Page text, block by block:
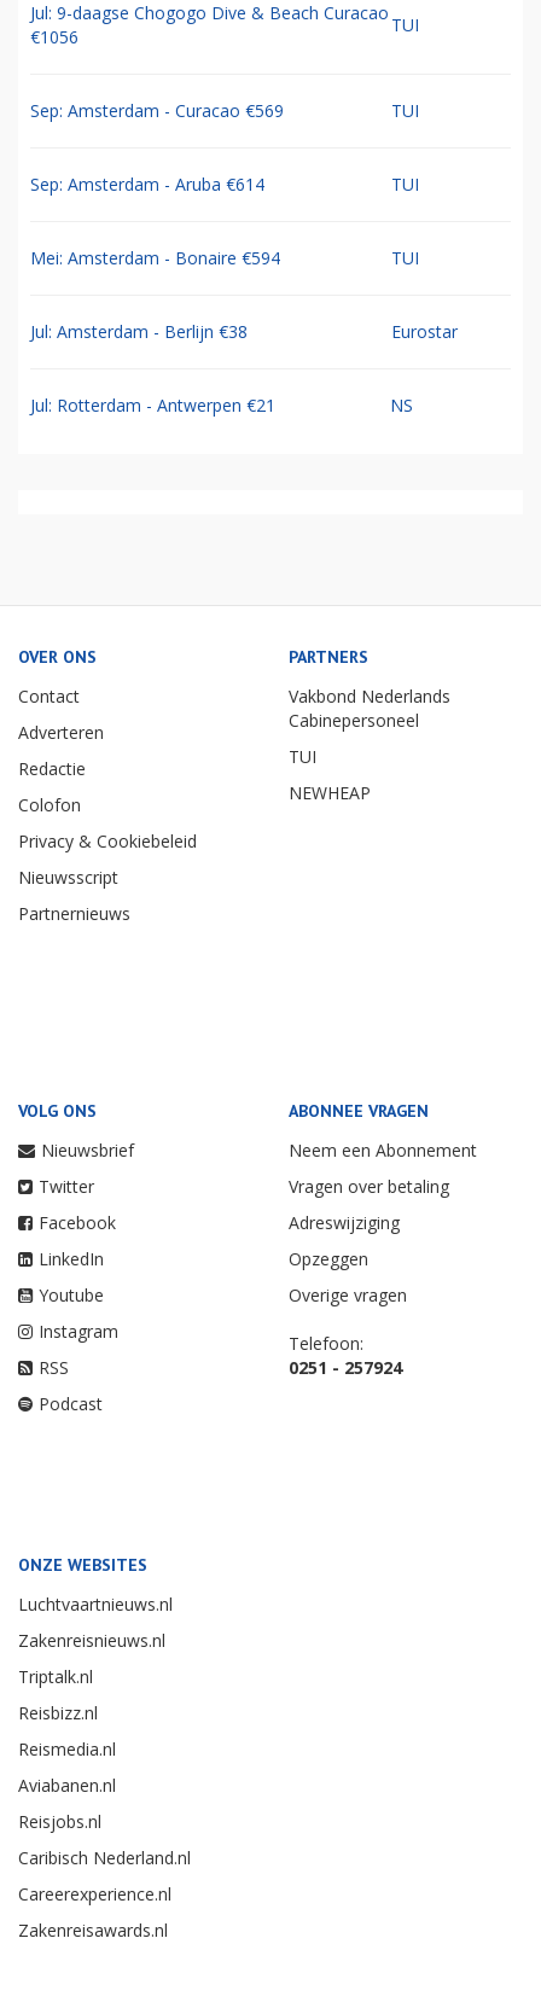
Jul: 9-daagse Chogogo Dive & Beach Curacao
€1056
TUI
Sep: Amsterdam - Curacao €569 TUI
Sep: Amsterdam - Aruba €614 TUI
Mei: Amsterdam - Bonaire €594 TUI
Jul: Amsterdam - Berlijn €38 Eurostar
Jul: Rotterdam - Antwerpen €21 NS
OVER ONS
Contact
Adverteren
Redactie
Colofon
Privacy & Cookiebeleid
Nieuwsscript
Partnernieuws
PARTNERS
Vakbond Nederlands
Cabinepersoneel
TUI
NEWHEAP
VOLG ONS
Nieuwsbrief
Twitter
Facebook
LinkedIn
Youtube
Instagram
RSS
Podcast
ABONNEE VRAGEN
Neem een Abonnement
Vragen over betaling
Adreswijziging
Opzeggen
Overige vragen
Telefoon:
0251 - 257924
ONZE WEBSITES
Luchtvaartnieuws.nl
Zakenreisnieuws.nl
Triptalk.nl
Reisbizz.nl
Reismedia.nl
Aviabanen.nl
Reisjobs.nl
Caribisch Nederland.nl
Careerexperience.nl
Zakenreisawards.nl